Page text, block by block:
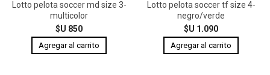
Lotto pelota soccer md size 3-
multicolor
$U 850
Lotto pelota soccer tf size 4-
negro/verde
$U 1.090